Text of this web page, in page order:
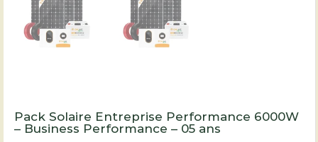
Pack Solaire Entreprise Performance 6000W
– Business Performance – 05 ans